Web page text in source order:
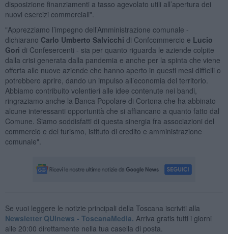
disposizione finanziamenti a tasso agevolato utili all’apertura dei
nuovi esercizi commerciali".
"Apprezziamo l’impegno dell’Amministrazione comunale -
dichiarano Carlo Umberto Salvicchi di Confcommercio e Lucio
Gori di Confesercenti - sia per quanto riguarda le aziende colpite
dalla crisi generata dalla pandemia e anche per la spinta che viene
offerta alle nuove aziende che hanno aperto in questi mesi difficili o
potrebbero aprire, dando un impulso all’economia del territorio.
Abbiamo contribuito volentieri alle idee contenute nei bandi,
ringraziamo anche la Banca Popolare di Cortona che ha abbinato
alcune interessanti opportunità che si affiancano a quanto fatto dal
Comune. Siamo soddisfatti di questa sinergia fra associazioni del
commercio e del turismo, istituto di credito e amministrazione
comunale".
Se vuoi leggere le notizie principali della Toscana iscriviti alla
Newsletter QUInews - ToscanaMedia. Arriva gratis tutti i giorni
alle 20:00 direttamente nella tua casella di posta.